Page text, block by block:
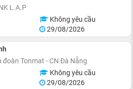
L.A.P
Không yêu cầu
29/08/2026
đoàn Tonmat - CN Đà Nẵng
Không yêu cầu
29/08/2026